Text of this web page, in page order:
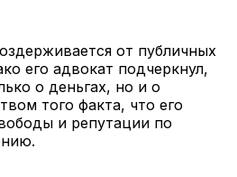
от публичных
его адвокат подчеркнул,
о деньгах, но и о
того факта, что его
и репутации по